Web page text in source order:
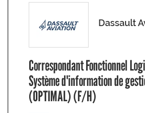
Dassault
Correspondant Fonctionnel
Système d'information de
(OPTIMAL) (F/H)